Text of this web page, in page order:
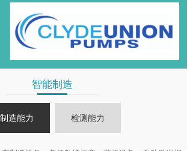
智能制造
制造能力 检测能力